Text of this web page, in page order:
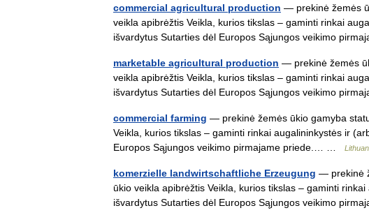
commercial agricultural production — prekinė žemės
veikla apibrėžtis Veikla, kurios tikslas – gaminti rinkai
išvardytus Sutarties dėl Europos Sąjungos veikimo
marketable agricultural production — prekinė žemės
veikla apibrėžtis Veikla, kurios tikslas – gaminti rinkai
išvardytus Sutarties dėl Europos Sąjungos veikimo
commercial farming — prekinė žemės ūkio gamyba
Veikla, kurios tikslas – gaminti rinkai augalininkystės ir
Europos Sąjungos veikimo pirmajame priede.… …
komerzielle landwirtschaftliche Erzeugung — prekinė
ūkio veikla apibrėžtis Veikla, kurios tikslas – gaminti
išvardytus Sutarties dėl Europos Sąjungos veikimo